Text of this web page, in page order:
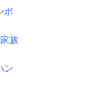
ボ
族
ン